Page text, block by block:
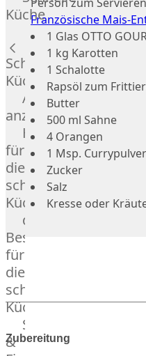
Russell
Lamm
Bison
Kaninchen
Wild
Rotwild
Elch
Dry-
Aged
Burger
Würstchen
Traditionell
klassisch
Außergewöhnlich
&
exotisch
OTTO
GOURMET
Manufaktur
Küche
Schnelle
Küche
Alle
anzeigen
Hausmannskost
für
die
schnelle
Küche
das
Besondere
für
die
schnelle
Küche
Streetfood
&
Französische Mais-
1 Glas OTTO
1 kg Karotten
1 Schalotte
Rapsöl zum
Butter
500 ml Sahne
4 Orangen
1 Msp.
Zucker
Salz
Kresse oder
Zubereitung